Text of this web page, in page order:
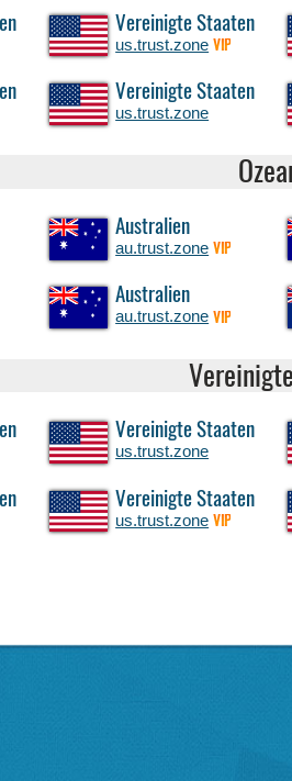
Vereinigte Staaten
us.trust.zone VIP
Vereinigte Staaten
us.trust.zone
Australien
au.trust.zone VIP
Australien
au.trust.zone VIP
Vereinigte Staaten
us.trust.zone
Vereinigte Staaten
us.trust.zone VIP